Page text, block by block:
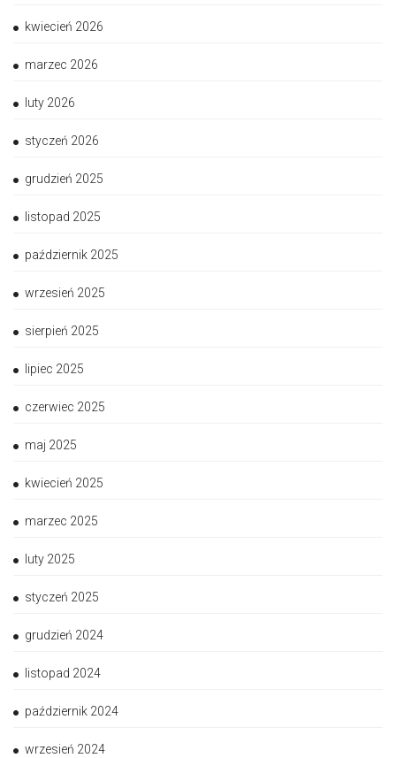
kwiecień 2026
marzec 2026
luty 2026
styczeń 2026
grudzień 2025
listopad 2025
październik 2025
wrzesień 2025
sierpień 2025
lipiec 2025
czerwiec 2025
maj 2025
kwiecień 2025
marzec 2025
luty 2025
styczeń 2025
grudzień 2024
listopad 2024
październik 2024
wrzesień 2024